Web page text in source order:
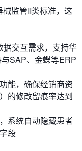
监管II类标准，这
据交互需求，支持华
SAP、金蝶等ERP
能，确保经销商资
的修改留痕率达到
系统自动隐藏患者
段